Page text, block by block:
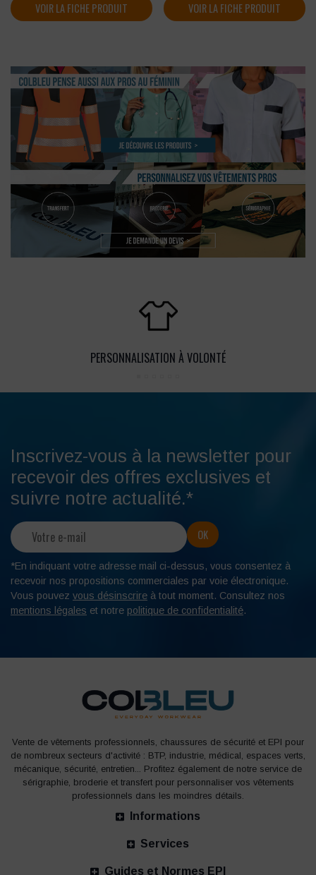
VOIR LA FICHE PRODUIT VOIR LA FICHE PRODUIT
PERSONNALISATION À VOLONTÉ
Inscrivez-vous à la newsletter pour
recevoir des offres exclusives et
suivre notre actualité.*
*En indiquant votre adresse mail ci-dessus, vous consentez à
recevoir nos propositions commerciales par voie électronique.
Vous pouvez vous désinscrire à tout moment. Consultez nos
mentions légales et notre politique de confidentialité.
Vente de vêtements professionnels, chaussures de sécurité et EPI pour
de nombreux secteurs d'activité : BTP, industrie, médical, espaces verts,
mécanique, sécurité, entretien... Profitez également de notre service de
sérigraphie, broderie et transfert pour personnaliser vos vêtements
professionnels dans les moindres détails.
Informations
Services
Guides et Normes EPI